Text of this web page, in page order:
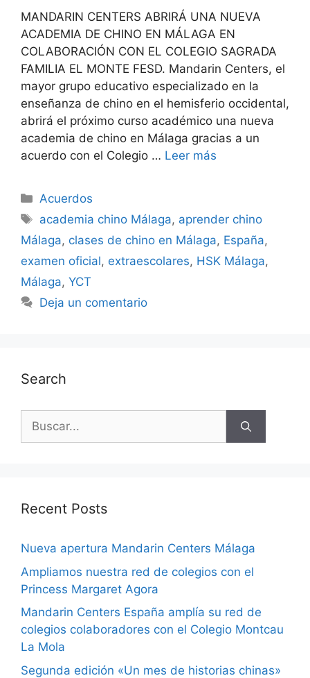
MANDARIN CENTERS ABRIRÁ UNA NUEVA
ACADEMIA DE CHINO EN MÁLAGA EN
COLABORACIÓN CON EL COLEGIO SAGRADA
FAMILIA EL MONTE FESD. Mandarin Centers, el
mayor grupo educativo especializado en la
enseñanza de chino en el hemisferio occidental,
abrirá el próximo curso académico una nueva
academia de chino en Málaga gracias a un
acuerdo con el Colegio … Leer más
Acuerdos
academia chino Málaga, aprender chino
Málaga, clases de chino en Málaga, España,
examen oficial, extraescolares, HSK Málaga,
Málaga, YCT
Deja un comentario
Search
Recent Posts
Nueva apertura Mandarin Centers Málaga
Ampliamos nuestra red de colegios con el
Princess Margaret Agora
Mandarin Centers España amplía su red de
colegios colaboradores con el Colegio Montcau
La Mola
Segunda edición «Un mes de historias chinas»